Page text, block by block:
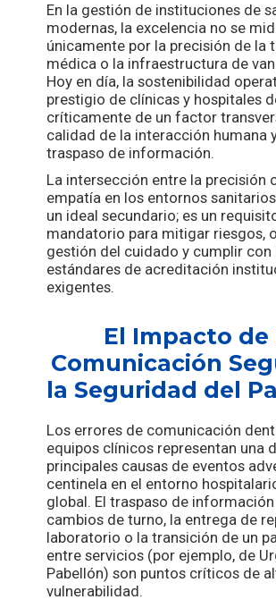
En la gestión de instituciones de
modernas, la excelencia no se
únicamente por la precisión de la
médica o la infraestructura de
Hoy en día, la sostenibilidad
prestigio de clínicas y hospitales
críticamente de un factor
calidad de la interacción humana
traspaso de información.
La intersección entre la precisión
empatía en los entornos
un ideal secundario; es un
mandatorio para mitigar riesgos,
gestión del cuidado y cumplir con
estándares de acreditación
exigentes.
El Impacto de
Comunicación
la Seguridad del
Los errores de comunicación
equipos clínicos representan una
principales causas de eventos
centinela en el entorno
global. El traspaso de
cambios de turno, la entrega de
laboratorio o la transición de un
entre servicios (por ejemplo, de
Pabellón) son puntos críticos de
vulnerabilidad.